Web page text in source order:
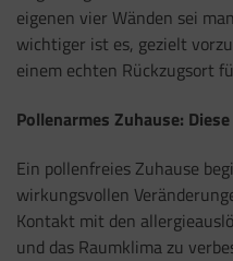
eigenen vier Wänden sei
wichtiger ist es, gezielt
einem echten Rückzugsort
Pollenarmes Zuhause:
Ein pollenfreies Zuhause
wirkungsvollen
Kontakt mit den
und das Raumklima zu